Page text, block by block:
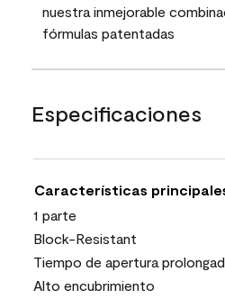
nuestra inmejorable
fórmulas patentadas
Especificaciones
Características
1 parte
Block-Resistant
Tiempo de apertura
Alto encubrimiento